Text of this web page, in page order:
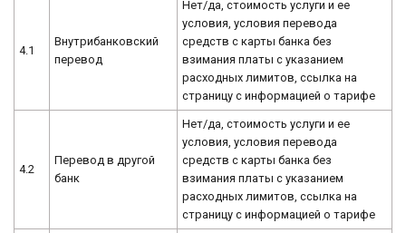
4.1
Внутрибанковский
перевод
Нет/да, стоимость услуги и ее
условия, условия перевода
средств с карты банка без
взимания платы с указанием
расходных лимитов, ссылка на
страницу с информацией о тарифе
4.2
Перевод в другой
банк
Нет/да, стоимость услуги и ее
условия, условия перевода
средств с карты банка без
взимания платы с указанием
расходных лимитов, ссылка на
страницу с информацией о тарифе